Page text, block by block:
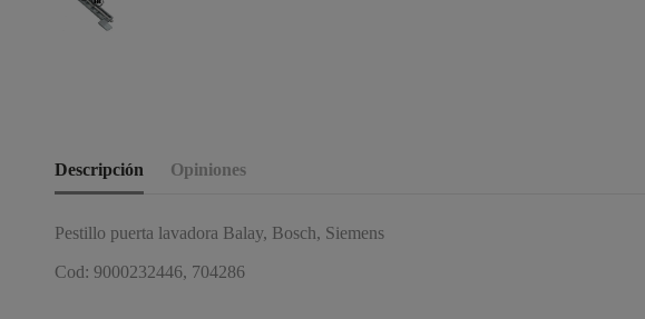
Descripción Opiniones
Pestillo puerta lavadora Balay, Bosch, Siemens
Cod: 9000232446, 704286